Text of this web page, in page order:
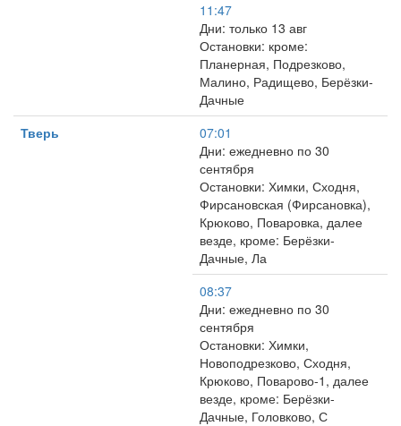
11:47
Дни: только 13 авг
Остановки: кроме:
Планерная, Подрезково,
Малино, Радищево, Берёзки-
Дачные
Тверь
07:01
Дни: ежедневно по 30
сентября
Остановки: Химки, Сходня,
Фирсановская (Фирсановка),
Крюково, Поваровка, далее
везде, кроме: Берёзки-
Дачные, Ла
08:37
Дни: ежедневно по 30
сентября
Остановки: Химки,
Новоподрезково, Сходня,
Крюково, Поварово-1, далее
везде, кроме: Берёзки-
Дачные, Головково, С